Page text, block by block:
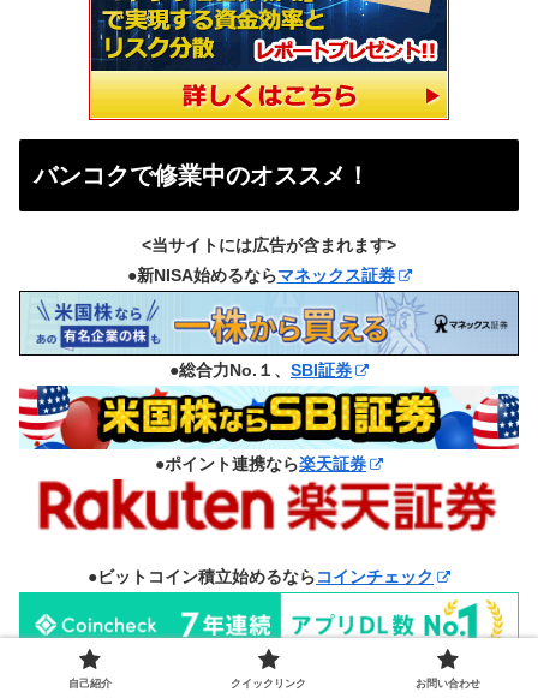
バンコクで修業中のオススメ！
<当サイトには広告が含まれます>
●新NISA始めるならマネックス証券
●総合力No.１、 SBI証券
●ポイント連携なら楽天証券
●ビットコイン積立始めるならコインチェック
自己紹介 クイックリンク お問い合わせ